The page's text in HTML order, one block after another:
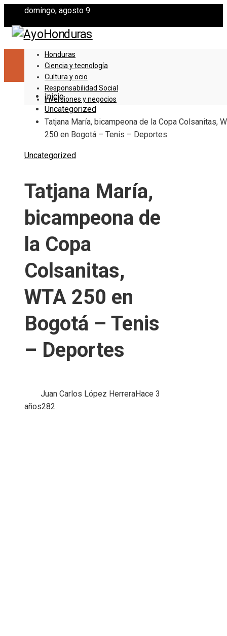
domingo, agosto 9
Honduras
Ciencia y tecnología
Cultura y ocio
Responsabilidad Social
Inversiones y negocios
Inicio
Uncategorized
Tatjana María, bicampeona de la Copa Colsanitas,
250 en Bogotá – Tenis – Deportes
Uncategorized
Tatjana María,
bicampeona de
la Copa
Colsanitas,
WTA 250 en
Bogotá – Tenis
– Deportes
Juan Carlos López HerreraHace 3
años282